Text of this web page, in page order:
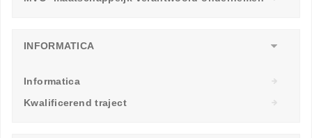
INFORMATICA
Informatica
Kwalificerend traject